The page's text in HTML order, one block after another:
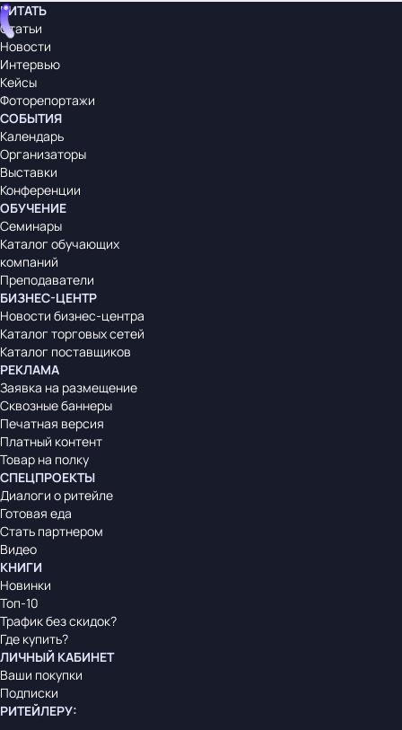
ЧИТАТЬ
Статьи
Новости
Интервью
Кейсы
Фоторепортажи
СОБЫТИЯ
Календарь
Организаторы
Выставки
Конференции
ОБУЧЕНИЕ
Семинары
Каталог обучающих
компаний
Преподаватели
БИЗНЕС-ЦЕНТР
Новости бизнес-центра
Каталог торговых сетей
Каталог поставщиков
РЕКЛАМА
Заявка на размещение
Сквозные баннеры
Печатная версия
Платный контент
Товар на полку
СПЕЦПРОЕКТЫ
Диалоги о ритейле
Готовая еда
Стать партнером
Видео
КНИГИ
Новинки
Топ-10
Трафик без скидок?
Где купить?
ЛИЧНЫЙ КАБИНЕТ
Ваши покупки
Подписки
РИТЕЙЛЕРУ: